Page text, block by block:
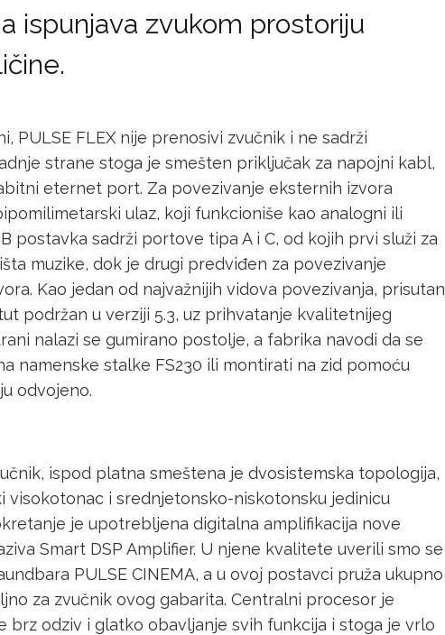
ispunjava zvukom prostoriju
PULSE FLEX nije prenosivi zvučnik i ne sadrži
strane stoga je smešten priključak za napojni kabl,
eternet port. Za povezivanje eksternih izvora
ulaz, koji funkcioniše kao analogni ili
postavka sadrži portove tipa A i C, od kojih prvi služi za
muzike, dok je drugi predviđen za povezivanje
Kao jedan od najvažnijih vidova povezivanja, prisutan
podržan u verziji 5.3, uz prihvatanje kvalitetnijeg
nalazi se gumirano postolje, a fabrika navodi da se
namenske stalke FS230 ili montirati na zid pomoću
odvojeno.
ispod platna smeštena je dvosistemska topologija,
visokotonac i srednjetonsko-niskotonsku jedinicu
je upotrebljena digitalna amplifikacija nove
Smart DSP Amplifier. U njene kvalitete uverili smo se
PULSE CINEMA, a u ovoj postavci pruža ukupno
za zvučnik ovog gabarita. Centralni procesor je
brz odziv i glatko obavljanje svih funkcija i stoga je vrlo